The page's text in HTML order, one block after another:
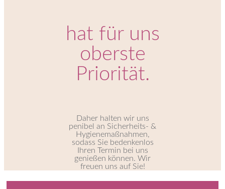
hat für uns
oberste
Priorität.
Daher halten wir uns
penibel an Sicherheits- &
Hygienemaßnahmen,
sodass Sie bedenkenlos
Ihren Termin bei uns
genießen können. Wir
freuen uns auf Sie!